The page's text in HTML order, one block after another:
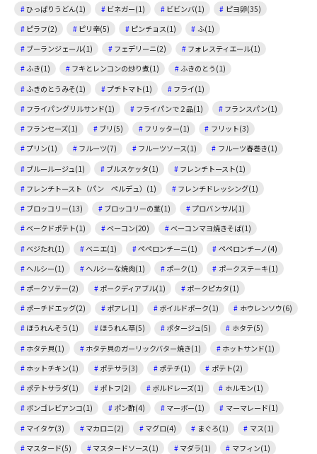
ひっぱりうどん(1)
ビネガー(1) ビビンバ(1)
ピヨ卵(35)
ピラフ(2)
ピリ辛(5) ピンチョス(1)
ふ(1)
ブーランジェール(1)
フェデリーニ(2)
フォレスティエール(1)
ふき(1)
フキとレンコンの炒り煮(1)
ふきのとう(1)
ふきのとうみそ(1)
プチトマト(1)
フライ(1)
フライパングリルサンド(1)
フライパンで２品(1)
フランスパン(1)
フランセーズ(1)
ブリ(5) フリッター(1)
フリット(3)
プリン(1)
フルーツ(7) フルーツソース(1)
フルーツ春巻き(1)
ブルールージュ(1)
ブルスケッタ(1)
フレンチトースト(1)
フレンチトースト（パン ペルデュ）(1)
フレンチドレッシング(1)
ブロッコリー(13)
ブロッコリーの茎(1)
プロバンサル(1)
ベークドポテト(1)
ベーコン(20)
ベーコンマヨ焼きそば(1)
ベジたれ(1)
ベニエ(1) ペペロンチーニ(1)
ペペロンチーノ(4)
ヘルシー(1)
ヘルシーな焼肉(1) ポーク(1)
ポークステーキ(1)
ポークソテー(2)
ポークディアブル(1)
ポークピカタ(1)
ポーチドエッグ(2)
ポアレ(1) ボイルドポーク(1)
ホウレンソウ(6)
ほうれんそう(1)
ほうれん草(5) ポタージュ(5)
ホタテ(5)
ホタテ貝(1)
ホタテ貝のガーリックバター焼き(1)
ホットサンド(1)
ホットチキン(1)
ポテサラ(3) ポテチ(1)
ポテト(2)
ポテトサラダ(1)
ポトフ(2) ボルドレーズ(1)
ホルモン(1)
ボンゴレビアンコ(1)
ポン酢(4) マーボー(1)
マーマレード(1)
マイタケ(3)
マカロニ(2) マグロ(4) まぐろ(1)
マス(1)
マスタード(5)
マスタードソース(1) マダラ(1)
マフィン(1)